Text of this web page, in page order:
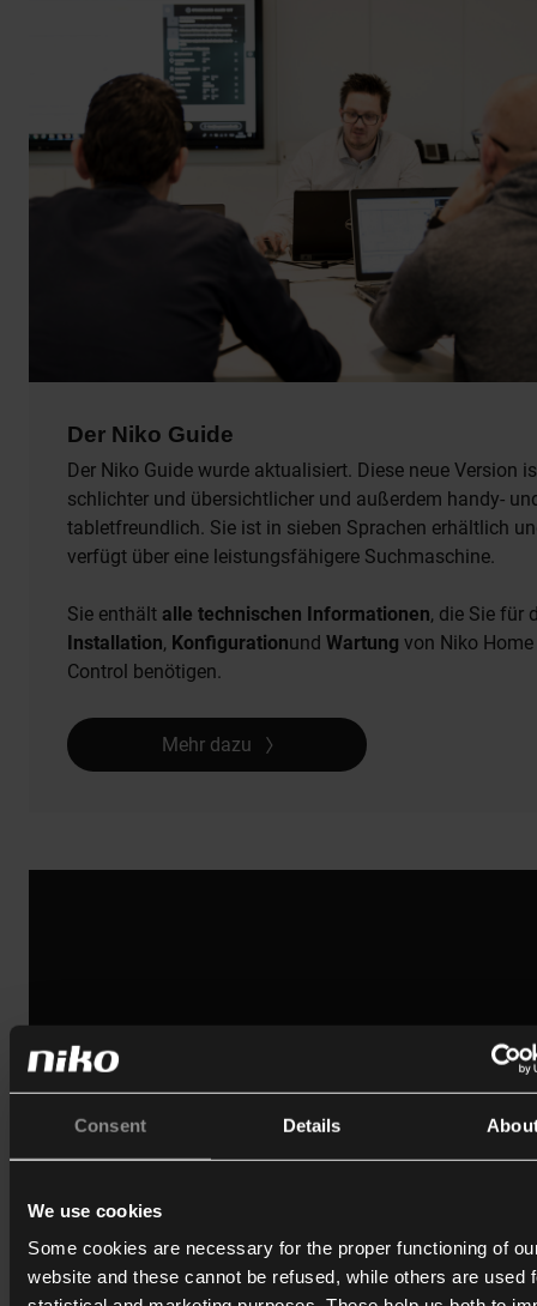
Consent Details
We use cookies
Some cookies are necessary for the proper functioning of
website and these cannot be refused, while others are used
Der Niko Guide
Der Niko Guide wurde aktualisiert. Diese neue Version
schlichter und übersichtlicher und außerdem handy-
tabletfreundlich. Sie ist in sieben Sprachen erhältlich
verfügt über eine leistungsfähigere Suchmaschine.
Sie enthält alle technischen Informationen, die Sie für
Installation, Konfigurationund Wartung von Niko Home
Control benötigen.
Mehr dazu
Lesen Sie mehr über das Software-